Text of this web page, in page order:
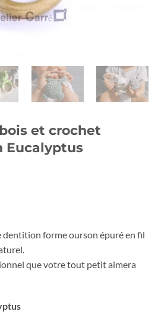
et crochet
Eucalyptus
dentition forme ourson épuré en fil
que votre tout petit aimera